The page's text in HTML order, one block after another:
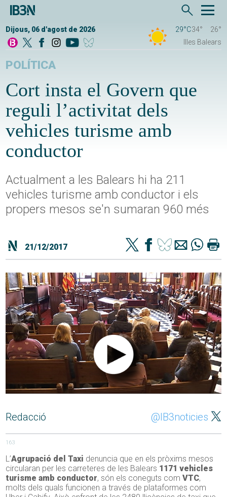
Dijous, 06 d'agost de 2026 29°C34°
26°
Illes Balears
POLÍTICA
Cort insta el Govern que
reguli l’activitat dels
vehicles turisme amb
conductor
Actualment a les Balears hi ha 211
vehicles turisme amb conductor i els
propers mesos se'n sumaran 960 més
21/12/2017
Redacció @IB3noticies
163
L’Agrupació del Taxi denuncia que en els pròxims mesos
circularan per les carreteres de les Balears 1171 vehicles
turisme amb conductor, són els coneguts com VTC,
molts dels quals funcionen a través de plataformes com